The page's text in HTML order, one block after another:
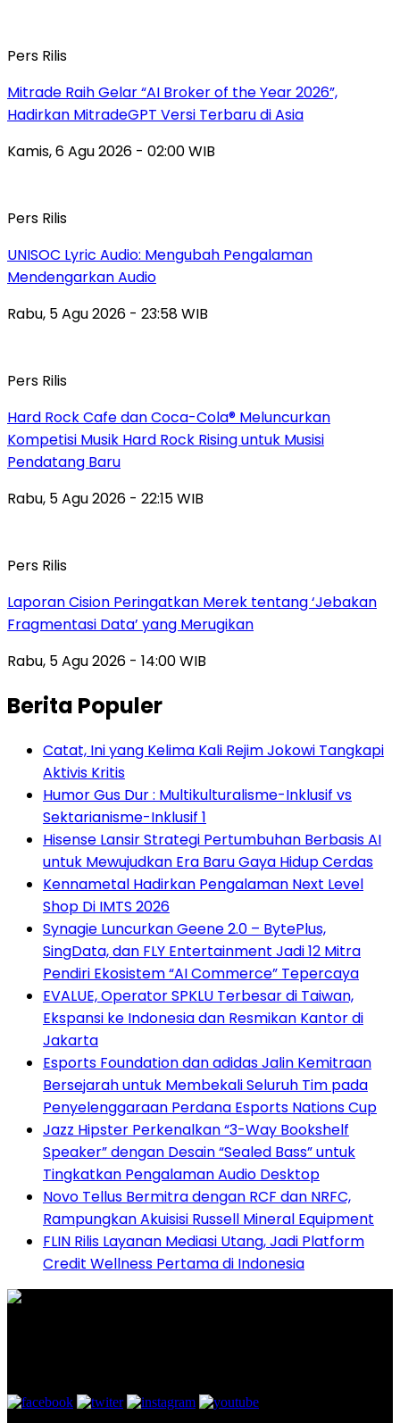
Pers Rilis
Mitrade Raih Gelar “AI Broker of the Year 2026”,
Hadirkan MitradeGPT Versi Terbaru di Asia
Kamis, 6 Agu 2026 - 02:00 WIB
Pers Rilis
UNISOC Lyric Audio: Mengubah Pengalaman
Mendengarkan Audio
Rabu, 5 Agu 2026 - 23:58 WIB
Pers Rilis
Hard Rock Cafe dan Coca-Cola® Meluncurkan
Kompetisi Musik Hard Rock Rising untuk Musisi
Pendatang Baru
Rabu, 5 Agu 2026 - 22:15 WIB
Pers Rilis
Laporan Cision Peringatkan Merek tentang ‘Jebakan
Fragmentasi Data’ yang Merugikan
Rabu, 5 Agu 2026 - 14:00 WIB
Berita Populer
Catat, Ini yang Kelima Kali Rejim Jokowi Tangkapi
Aktivis Kritis
Humor Gus Dur : Multikulturalisme-Inklusif vs
Sektarianisme-Inklusif 1
Hisense Lansir Strategi Pertumbuhan Berbasis AI
untuk Mewujudkan Era Baru Gaya Hidup Cerdas
Kennametal Hadirkan Pengalaman Next Level
Shop Di IMTS 2026
Synagie Luncurkan Geene 2.0 – BytePlus,
SingData, dan FLY Entertainment Jadi 12 Mitra
Pendiri Ekosistem “AI Commerce” Tepercaya
EVALUE, Operator SPKLU Terbesar di Taiwan,
Ekspansi ke Indonesia dan Resmikan Kantor di
Jakarta
Esports Foundation dan adidas Jalin Kemitraan
Bersejarah untuk Membekali Seluruh Tim pada
Penyelenggaraan Perdana Esports Nations Cup
Jazz Hipster Perkenalkan “3-Way Bookshelf
Speaker” dengan Desain “Sealed Bass” untuk
Tingkatkan Pengalaman Audio Desktop
Novo Tellus Bermitra dengan RCF dan NRFC,
Rampungkan Akuisisi Russell Mineral Equipment
FLIN Rilis Layanan Mediasi Utang, Jadi Platform
Credit Wellness Pertama di Indonesia